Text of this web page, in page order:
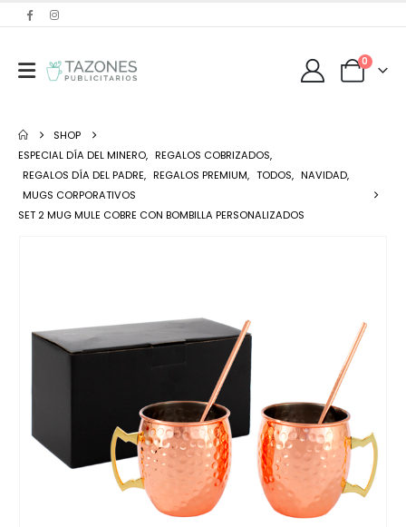
0
SHOP
ESPECIAL DÍA DEL MINERO, REGALOS COBRIZADOS,
REGALOS DÍA DEL PADRE, REGALOS PREMIUM, TODOS, NAVIDAD,
MUGS CORPORATIVOS
SET 2 MUG MULE COBRE CON BOMBILLA PERSONALIZADOS